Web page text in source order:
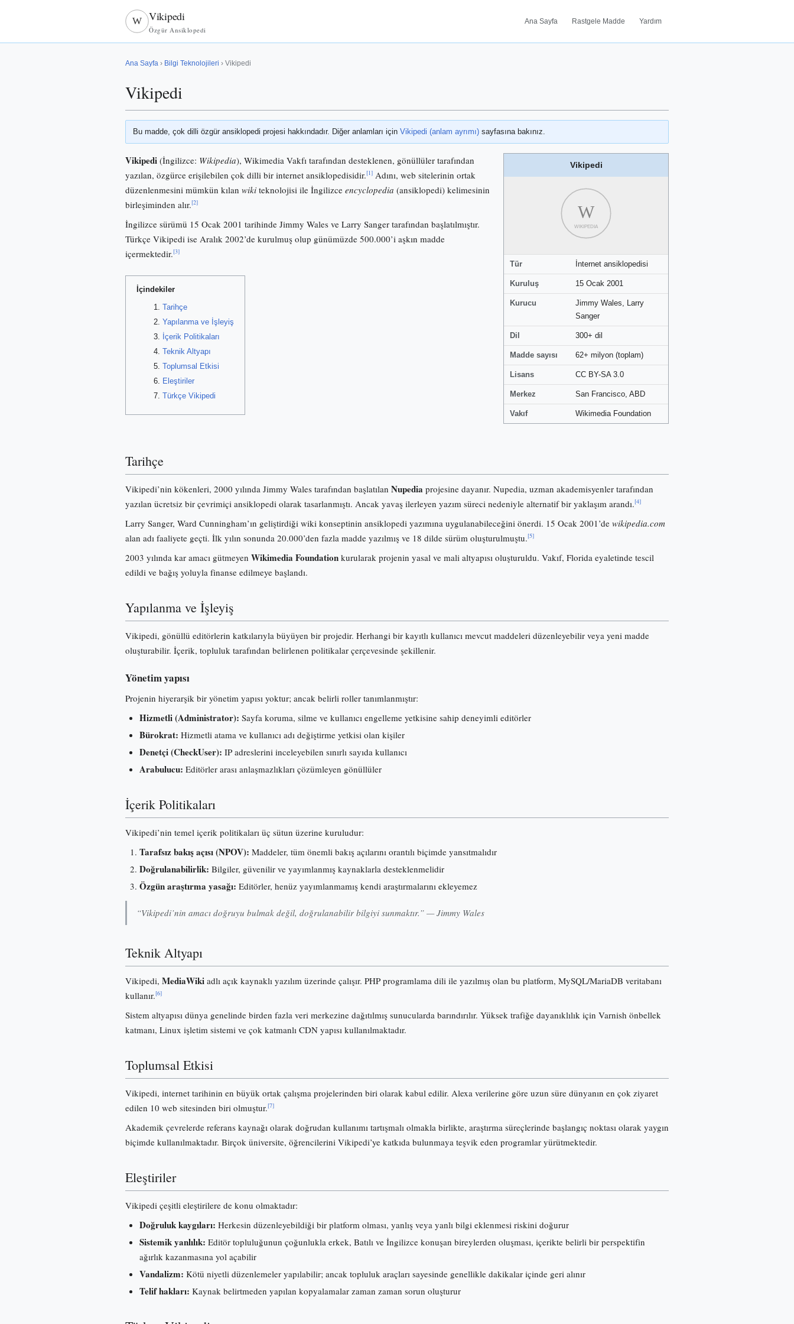
W Vikipedi
Özgür Ansiklopedi
Ana Sayfa Rastgele Madde Yardım
Ana Sayfa › Bilgi Teknolojileri › Vikipedi
Vikipedi
Bu madde, çok dilli özgür ansiklopedi projesi hakkındadır. Diğer anlamları için Vikipedi (anlam ayrımı) sayfasına bakınız.
Vikipedi
W
WIKIPEDIA
Tür İnternet ansiklopedisi
Kuruluş 15 Ocak 2001
Kurucu
Jimmy Wales, Larry
Sanger
Dil 300+ dil
Madde sayısı 62+ milyon (toplam)
Lisans CC BY-SA 3.0
Merkez San Francisco, ABD
Vakıf Wikimedia Foundation
Vikipedi (İngilizce: Wikipedia), Wikimedia Vakfı tarafından desteklenen, gönüllüler tarafından
yazılan, özgürce erişilebilen çok dilli bir internet ansiklopedisidir.[1] Adını, web sitelerinin ortak
düzenlenmesini mümkün kılan wiki teknolojisi ile İngilizce encyclopedia (ansiklopedi) kelimesinin
birleşiminden alır.[2]
İngilizce sürümü 15 Ocak 2001 tarihinde Jimmy Wales ve Larry Sanger tarafından başlatılmıştır.
Türkçe Vikipedi ise Aralık 2002’de kurulmuş olup günümüzde 500.000’i aşkın madde
içermektedir.[3]
İçindekiler
Tarihçe
Yapılanma ve İşleyiş
İçerik Politikaları
Teknik Altyapı
Toplumsal Etkisi
Eleştiriler
Türkçe Vikipedi
Tarihçe
Vikipedi’nin kökenleri, 2000 yılında Jimmy Wales tarafından başlatılan Nupedia projesine dayanır. Nupedia, uzman akademisyenler tarafından
yazılan ücretsiz bir çevrimiçi ansiklopedi olarak tasarlanmıştı. Ancak yavaş ilerleyen yazım süreci nedeniyle alternatif bir yaklaşım arandı.[4]
Larry Sanger, Ward Cunningham’ın geliştirdiği wiki konseptinin ansiklopedi yazımına uygulanabileceğini önerdi. 15 Ocak 2001’de wikipedia.com
alan adı faaliyete geçti. İlk yılın sonunda 20.000’den fazla madde yazılmış ve 18 dilde sürüm oluşturulmuştu.[5]
2003 yılında kar amacı gütmeyen Wikimedia Foundation kurularak projenin yasal ve mali altyapısı oluşturuldu. Vakıf, Florida eyaletinde tescil
edildi ve bağış yoluyla finanse edilmeye başlandı.
Yapılanma ve İşleyiş
Vikipedi, gönüllü editörlerin katkılarıyla büyüyen bir projedir. Herhangi bir kayıtlı kullanıcı mevcut maddeleri düzenleyebilir veya yeni madde
oluşturabilir. İçerik, topluluk tarafından belirlenen politikalar çerçevesinde şekillenir.
Yönetim yapısı
Projenin hiyerarşik bir yönetim yapısı yoktur; ancak belirli roller tanımlanmıştır:
Hizmetli (Administrator): Sayfa koruma, silme ve kullanıcı engelleme yetkisine sahip deneyimli editörler
Bürokrat: Hizmetli atama ve kullanıcı adı değiştirme yetkisi olan kişiler
Denetçi (CheckUser): IP adreslerini inceleyebilen sınırlı sayıda kullanıcı
Arabulucu: Editörler arası anlaşmazlıkları çözümleyen gönüllüler
İçerik Politikaları
Vikipedi’nin temel içerik politikaları üç sütun üzerine kuruludur:
Tarafsız bakış açısı (NPOV): Maddeler, tüm önemli bakış açılarını orantılı biçimde yansıtmalıdır
Doğrulanabilirlik: Bilgiler, güvenilir ve yayımlanmış kaynaklarla desteklenmelidir
Özgün araştırma yasağı: Editörler, henüz yayımlanmamış kendi araştırmalarını ekleyemez
“Vikipedi’nin amacı doğruyu bulmak değil, doğrulanabilir bilgiyi sunmaktır.” — Jimmy Wales
Teknik Altyapı
Vikipedi, MediaWiki adlı açık kaynaklı yazılım üzerinde çalışır. PHP programlama dili ile yazılmış olan bu platform, MySQL/MariaDB veritabanı
kullanır.[6]
Sistem altyapısı dünya genelinde birden fazla veri merkezine dağıtılmış sunucularda barındırılır. Yüksek trafiğe dayanıklılık için Varnish önbellek
katmanı, Linux işletim sistemi ve çok katmanlı CDN yapısı kullanılmaktadır.
Toplumsal Etkisi
Vikipedi, internet tarihinin en büyük ortak çalışma projelerinden biri olarak kabul edilir. Alexa verilerine göre uzun süre dünyanın en çok ziyaret
edilen 10 web sitesinden biri olmuştur.[7]
Akademik çevrelerde referans kaynağı olarak doğrudan kullanımı tartışmalı olmakla birlikte, araştırma süreçlerinde başlangıç noktası olarak yaygın
biçimde kullanılmaktadır. Birçok üniversite, öğrencilerini Vikipedi’ye katkıda bulunmaya teşvik eden programlar yürütmektedir.
Eleştiriler
Vikipedi çeşitli eleştirilere de konu olmaktadır:
Doğruluk kaygıları: Herkesin düzenleyebildiği bir platform olması, yanlış veya yanlı bilgi eklenmesi riskini doğurur
Sistemik yanlılık: Editör topluluğunun çoğunlukla erkek, Batılı ve İngilizce konuşan bireylerden oluşması, içerikte belirli bir perspektifin
ağırlık kazanmasına yol açabilir
Vandalizm: Kötü niyetli düzenlemeler yapılabilir; ancak topluluk araçları sayesinde genellikle dakikalar içinde geri alınır
Telif hakları: Kaynak belirtmeden yapılan kopyalamalar zaman zaman sorun oluşturur